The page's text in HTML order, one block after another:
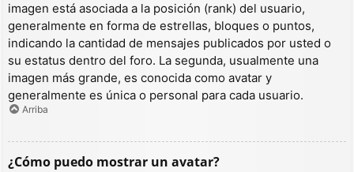
imagen está asociada a la posición (rank) del usuario,
generalmente en forma de estrellas, bloques o puntos,
indicando la cantidad de mensajes publicados por usted o
su estatus dentro del foro. La segunda, usualmente una
imagen más grande, es conocida como avatar y
generalmente es única o personal para cada usuario.
Arriba
¿Cómo puedo mostrar un avatar?